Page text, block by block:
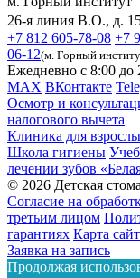
26-я линия В.О., д.
+7 812 605-78-08 +7
06-12(м. Горный
Ежедневно с 8:00 до
MAX ВКонтакте
Осмотр и
налогового вычета
Клиника для
Школа гигиены
лечении зубов
© 2026 Детская
Согласие на
третьим лицом
гарантиях Карта
Заявка на запись
Продолжая